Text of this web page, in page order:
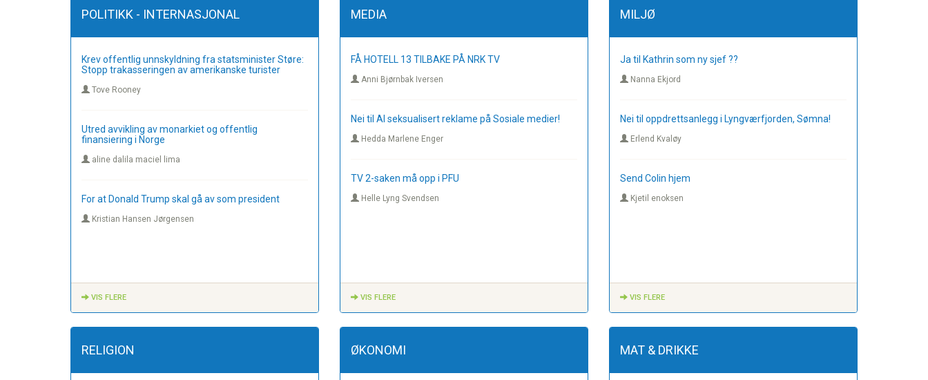
POLITIKK - INTERNASJONAL
Krev offentlig unnskyldning fra statsminister Støre:
Stopp trakasseringen av amerikanske turister
Tove Rooney
Utred avvikling av monarkiet og offentlig
finansiering i Norge
aline dalila maciel lima
For at Donald Trump skal gå av som president
Kristian Hansen Jørgensen
VIS FLERE
MEDIA
FÅ HOTELL 13 TILBAKE PÅ NRK TV
Anni Bjørnbak Iversen
Nei til AI seksualisert reklame på Sosiale medier!
Hedda Marlene Enger
TV 2-saken må opp i PFU
Helle Lyng Svendsen
VIS FLERE
MILJØ
Ja til Kathrin som ny sjef ??
Nanna Ekjord
Nei til oppdrettsanlegg i Lyngværfjorden, Sømna!
Erlend Kvaløy
Send Colin hjem
Kjetil enoksen
VIS FLERE
RELIGION ØKONOMI MAT & DRIKKE